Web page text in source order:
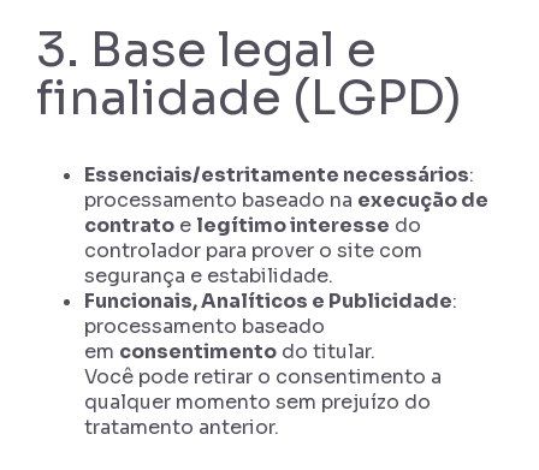
3. Base legal e
finalidade (LGPD)
Essenciais/estritamente necessários:
processamento baseado na execução de
contratoe legítimo interesse do
controlador para prover o site com
segurança e estabilidade.
Funcionais, Analíticos e Publicidade:
processamento baseado
em consentimentodo titular.
Você pode retirar o consentimento a
qualquer momento sem prejuízo do
tratamento anterior.